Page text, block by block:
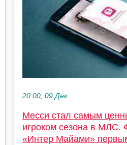
20:00, 09 Дек
Месси стал самым
игроком сезона в МЛС.
«Интер Майами»